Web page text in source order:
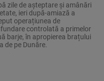
zile de așteptare și amânări
ieri după-amiază a
operațiunea de
controlată a primelor
barje, în apropierea brațului
de pe Dunăre.